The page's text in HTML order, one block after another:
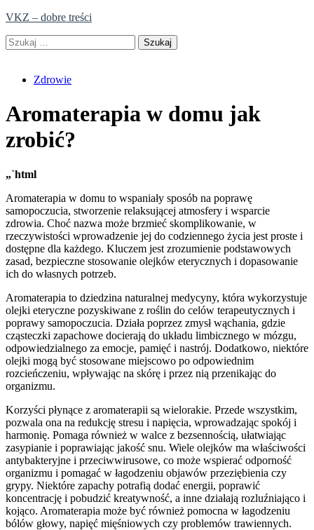
Skip
content
VKZ – dobre treści
Szukaj:
Zdrowie
Aromaterapia w domu jak
zrobić?
„`html
Aromaterapia w domu to wspaniały sposób na poprawę
samopoczucia, stworzenie relaksującej atmosfery i wsparcie
zdrowia. Choć nazwa może brzmieć skomplikowanie, w
rzeczywistości wprowadzenie jej do codziennego życia jest proste i
dostępne dla każdego. Kluczem jest zrozumienie podstawowych
zasad, bezpieczne stosowanie olejków eterycznych i dopasowanie
ich do własnych potrzeb.
Aromaterapia to dziedzina naturalnej medycyny, która wykorzystuje
olejki eteryczne pozyskiwane z roślin do celów terapeutycznych i
poprawy samopoczucia. Działa poprzez zmysł wąchania, gdzie
cząsteczki zapachowe docierają do układu limbicznego w mózgu,
odpowiedzialnego za emocje, pamięć i nastrój. Dodatkowo, niektóre
olejki mogą być stosowane miejscowo po odpowiednim
rozcieńczeniu, wpływając na skórę i przez nią przenikając do
organizmu.
Korzyści płynące z aromaterapii są wielorakie. Przede wszystkim,
pozwala ona na redukcję stresu i napięcia, wprowadzając spokój i
harmonię. Pomaga również w walce z bezsennością, ułatwiając
zasypianie i poprawiając jakość snu. Wiele olejków ma właściwości
antybakteryjne i przeciwwirusowe, co może wspierać odporność
organizmu i pomagać w łagodzeniu objawów przeziębienia czy
grypy. Niektóre zapachy potrafią dodać energii, poprawić
koncentrację i pobudzić kreatywność, a inne działają rozluźniająco i
kojąco. Aromaterapia może być również pomocna w łagodzeniu
bólów głowy, napięć mięśniowych czy problemów trawiennych.